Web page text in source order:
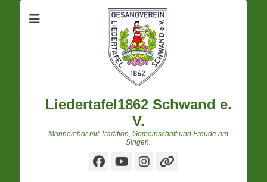
Liedertafel1862 Schwand e.
V.
Männerchor mit Tradition, Gemeinschaft und Freude am
Singen.
Facebook
YouTube
Instagram
Verknüpfung